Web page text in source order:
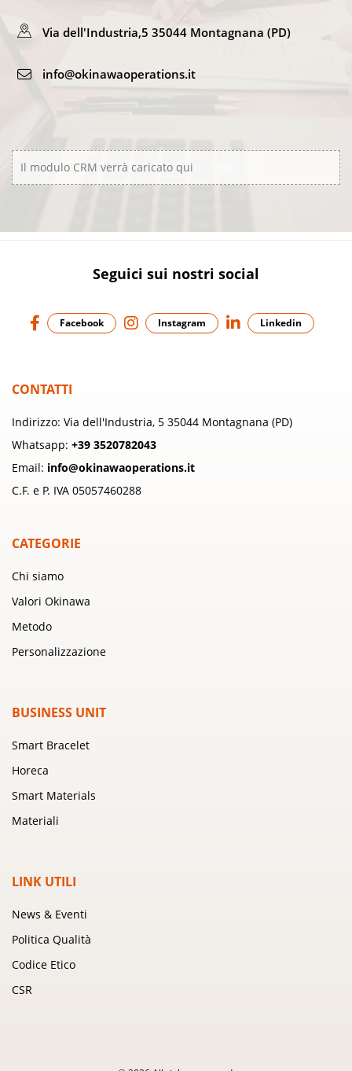
Via dell'Industria,5 35044 Montagnana (PD)
info@okinawaoperations.it
Il modulo CRM verrà caricato qui
Seguici sui nostri social
Facebook Instagram Linkedin
CONTATTI
Indirizzo: Via dell'Industria, 5 35044 Montagnana (PD)
Whatsapp: +39 3520782043
Email: info@okinawaoperations.it
C.F. e P. IVA 05057460288
CATEGORIE
Chi siamo
Valori Okinawa
Metodo
Personalizzazione
BUSINESS UNIT
Smart Bracelet
Horeca
Smart Materials
Materiali
LINK UTILI
News & Eventi
Politica Qualità
Codice Etico
CSR